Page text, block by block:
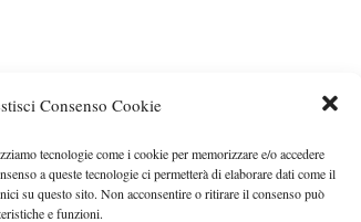
Consenso Cookie
tecnologie come i cookie per memorizzare e/o accedere
a queste tecnologie ci permetterà di elaborare dati come il
su questo sito. Non acconsentire o ritirare il consenso può
e funzioni.